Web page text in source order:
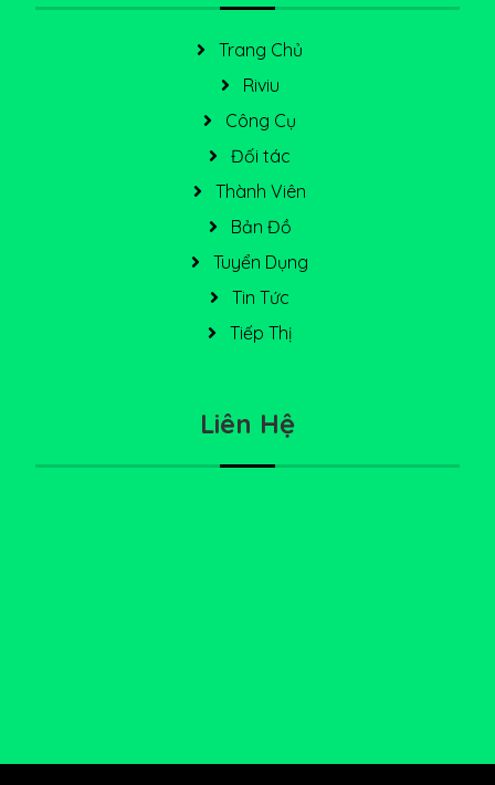
Trang Chủ
Riviu
Công Cụ
Đối tác
Thành Viên
Bản Đồ
Tuyển Dụng
Tin Tức
Tiếp Thị
Liên Hệ